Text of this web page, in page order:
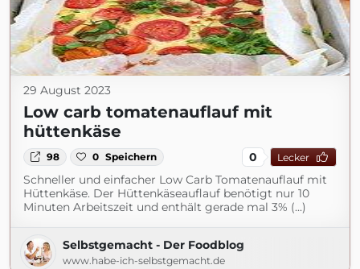
29 August 2023
Low carb tomatenauflauf mit
hüttenkäse
98 0 Speichern 0 Lecker
Schneller und einfacher Low Carb Tomatenauflauf mit
Hüttenkäse. Der Hüttenkäseauflauf benötigt nur 10
Minuten Arbeitszeit und enthält gerade mal 3% (...)
Selbstgemacht - Der Foodblog
www.habe-ich-selbstgemacht.de